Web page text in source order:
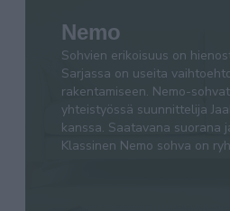
yhteistyössä suunnittelija
Saatavana suorana ja
Nemo sohva on ryhdikäs istua.
Nemo
Sohvien erikoisuus on
Sarjassa on useita
rakentamiseen. Nemo-
yhteistyössä suunnittelija
kanssa. Saatavana suorana
Klassinen Nemo sohva on